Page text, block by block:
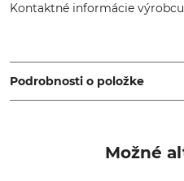
Kontaktné informácie výrobcu
www.uittokalusto.fi
Podrobnosti o položke
Možné